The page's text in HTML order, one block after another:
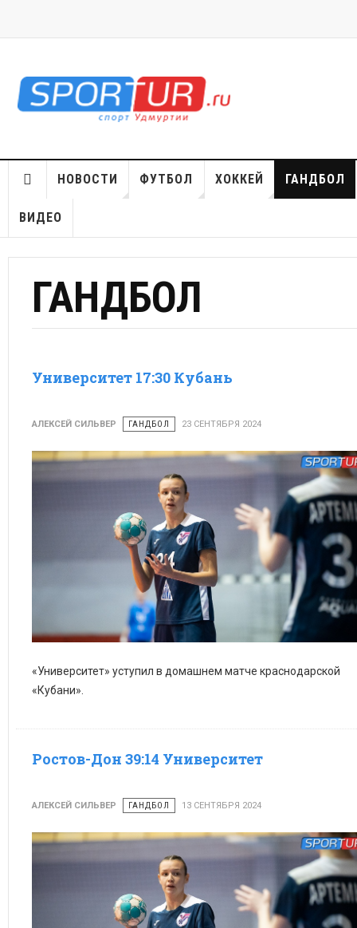
НОВОСТИ ФУТБОЛ ХОККЕЙ ГАНДБОЛ
ВИДЕО
ГАНДБОЛ
Университет 17:30 Кубань
АЛЕКСЕЙ СИЛЬВЕР ГАНДБОЛ 23 СЕНТЯБРЯ 2024
© Яна Рафикова
«Университет» уступил в домашнем матче краснодарской
«Кубани».
Ростов-Дон 39:14 Университет
АЛЕКСЕЙ СИЛЬВЕР ГАНДБОЛ 13 СЕНТЯБРЯ 2024